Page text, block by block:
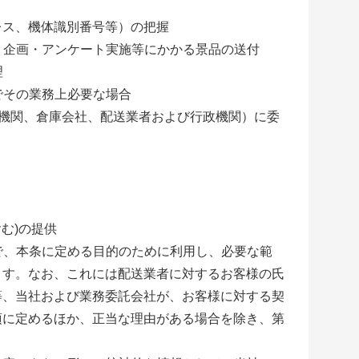
、 機体識別番号等）の把握
画・ アンケート実施等にかかる景品の送付
の業務 上必要な場合
関、 倉庫会社、配送業者および行政機関）に委
)の提供
本条に定める目的のために利用し、 必要な範
。なお、
これには配送業者に対するお客様の氏
当社および業務委託会社が、 お客様に対する契
定めるほか、正当な理由がある場合を除き、 第